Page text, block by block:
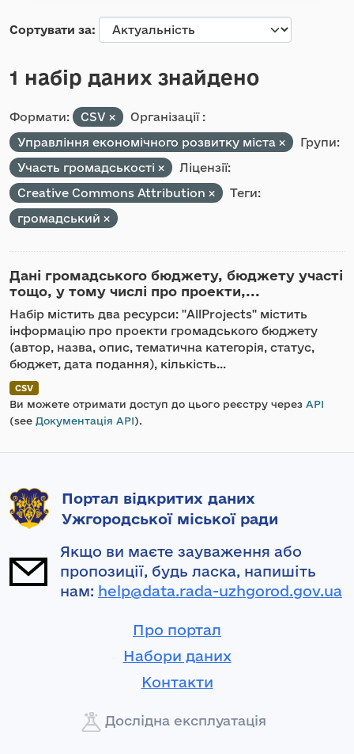
Сортувати за
1 набір даних знайдено
Формати: CSV
Організації :
Управління економічного розвитку міста
Групи:
Участь громадськості
Ліцензії:
Creative Commons Attribution
Теги:
громадський
Дані громадського бюджету, бюджету участі
тощо, у тому числі про проекти,...
Набір містить два ресурси: "AllProjects" містить
інформацію про проекти громадського бюджету
(автор, назва, опис, тематична категорія, статус,
бюджет, дата подання), кількість...
CSV
Ви можете отримати доступ до цього реєстру через API
(see Документація API).
Портал відкритих даних
Ужгородської міської ради
Якщо ви маєте зауваження або
пропозиції, будь ласка, напишіть
нам: help@data.rada-uzhgorod.gov.ua
Про портал
Набори даних
Контакти
Дослідна експлуатація